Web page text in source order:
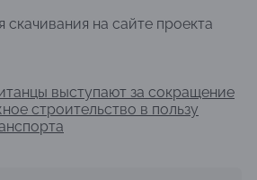
скачивания на сайте проекта
выступают за сокращение
строительство в пользу